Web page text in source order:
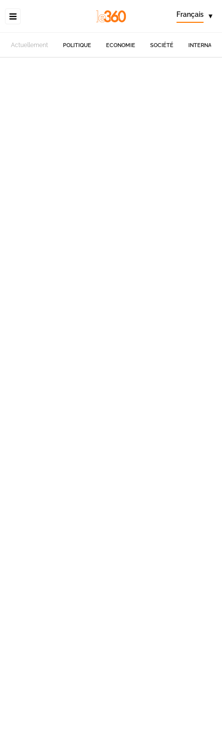
Français ▾
Actuellement POLITIQUE ECONOMIE SOCIÉTÉ